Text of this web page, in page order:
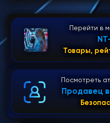
Перейти в
Товары,
Посмотреть
Продавец